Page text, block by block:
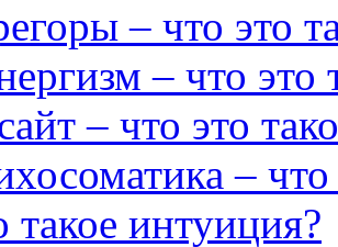
– что это
– что это
– что это
– что
такое интуиция?